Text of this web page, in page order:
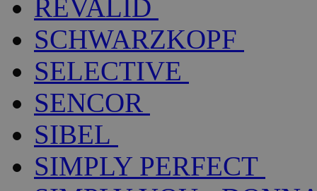
REVALID
SCHWARZKOPF
SELECTIVE
SENCOR
SIBEL
SIMPLY PERFECT